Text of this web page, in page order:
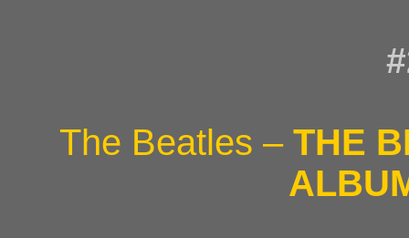
The Beatles – THE